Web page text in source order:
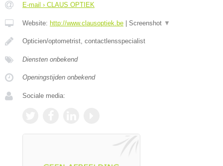
E-mail › CLAUS OPTIEK
Website: http://www.clausoptiek.be Screenshot ▼
Opticien/optometrist, contactlensspecialist
Diensten onbekend
Openingstijden onbekend
Sociale media: